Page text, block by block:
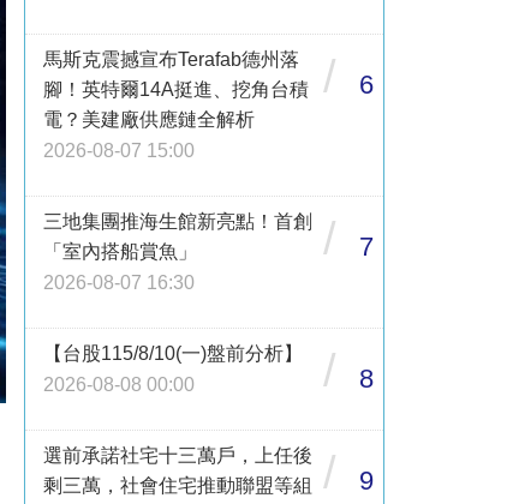
馬斯克震撼宣布Terafab德州落
腳！英特爾14A挺進、挖角台積
電？美建廠供應鏈全解析
2026-08-07 15:00
/ 6
三地集團推海生館新亮點！首創
「室內搭船賞魚」
2026-08-07 16:30
/ 7
【台股115/8/10(一)盤前分析】
2026-08-08 00:00
/ 8
選前承諾社宅十三萬戶，上任後
剩三萬，社會住宅推動聯盟等組
/ 9